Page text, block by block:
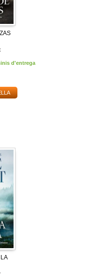
d'entrega